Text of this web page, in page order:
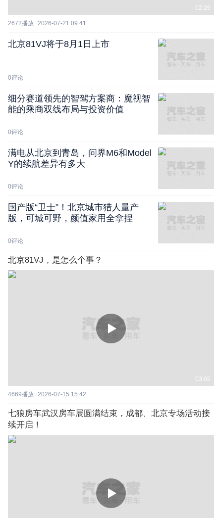
02:26
2672播放 2026-07-21 09:41
北京81VJ将于8月1日上市
0评论
细分赛道领先的智驾方案商：魔视智
能的乘商双线布局与投资价值
0评论
满电从北京到青岛，问界M6和Model
Y的续航差异有多大
0评论
国产版“卫士”！北京城市猎人量产
版，可城可野，颜值家用全拿捏
0评论
北京81VJ，是怎么个事？
03:05
4669播放 2026-07-15 15:42
七狼房车武汉房车展圆满结束，成都、北京专场活动接
续开启！